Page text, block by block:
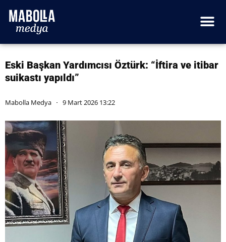
Eski Başkan Yardımcısı Öztürk: “İftira ve itibar
suikastı yapıldı”
Mabolla Medya 9 Mart 2026 13:22